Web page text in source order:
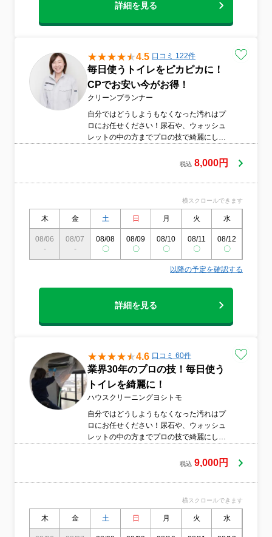
詳細を見る
4.5 口コミ 122件
毎日使うトイレをピカピカに！
CPでお安い今がお得！
クリーンプランナー
自分ではどうしようもなくなった汚れはプ
ロにお任せください！尿石や、ウォッシュ
レットの中の方までプロの技で綺麗にしま
税込 8,000円
横スクロールできます
木 金 土 日 月 火 水
08/06
-
08/07
-
08/08
〇
08/09
〇
08/10
〇
08/11
〇
08/12
〇
以降の予定を確認する
詳細を見る
4.6 口コミ 60件
業界30年のプロの技！毎日使う
トイレを綺麗に！
ハウスクリーニングヨシトモ
自分ではどうしようもなくなった汚れはプ
ロにお任せください！尿石や、ウォッシュ
レットの中の方までプロの技で綺麗にしま
税込 9,000円
横スクロールできます
木 金 土 日 月 火 水